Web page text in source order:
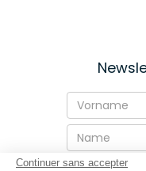
Continuer sans accepter